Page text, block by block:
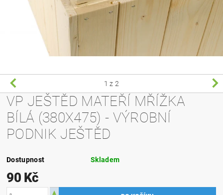
1 z 2
VP JEŠTĚD MATEŘÍ MŘÍŽKA
BÍLÁ (380X475) - VÝROBNÍ
PODNIK JEŠTĚD
Dostupnost Skladem
90 Kč